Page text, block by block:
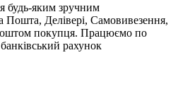
будь-яким зручним
Пошта, Делівері, Самовивезення,
покупця. Працюємо по
рахунок